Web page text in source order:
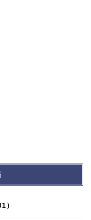
）
トフォリオ